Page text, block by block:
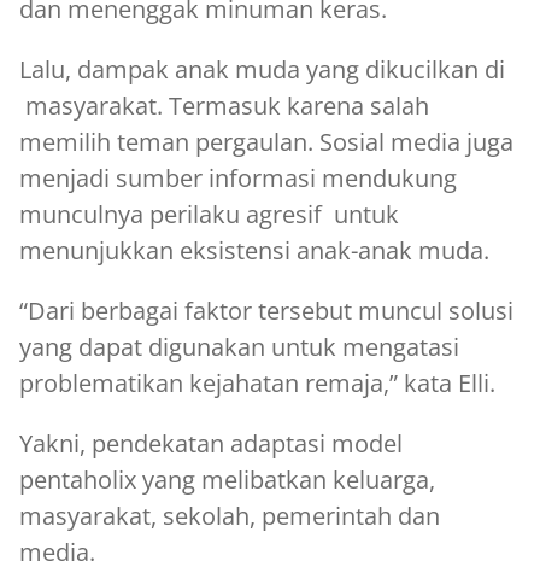
dan menenggak minuman keras.
Lalu, dampak anak muda yang dikucilkan di
masyarakat. Termasuk karena salah
memilih teman pergaulan. Sosial media juga
menjadi sumber informasi mendukung
munculnya perilaku agresif untuk
menunjukkan eksistensi anak-anak muda.
“Dari berbagai faktor tersebut muncul solusi
yang dapat digunakan untuk mengatasi
problematikan kejahatan remaja,” kata Elli.
Yakni, pendekatan adaptasi model
pentaholix yang melibatkan keluarga,
masyarakat, sekolah, pemerintah dan
media.